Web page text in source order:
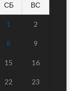
СБ ВС
1 2
8 9
15 16
22 23